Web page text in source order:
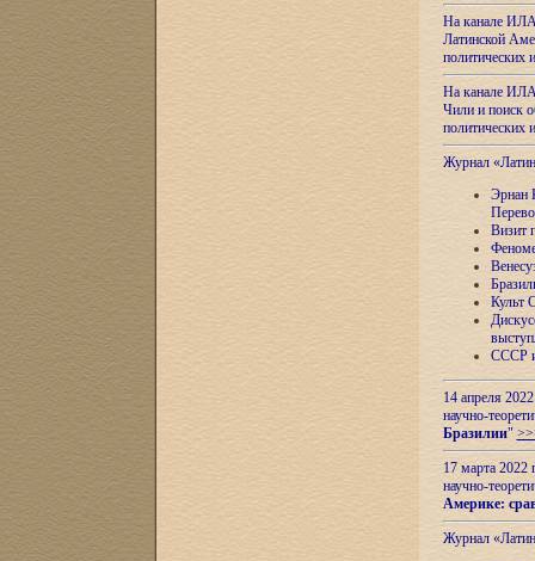
На канале
Латинской
На канале
Чили и поиск
Журнал
Эрнан
Визит
Культ
СССР и
14 апреля
научно-
Бразилии"
17 марта 2022
научно-
Америке:
Журнал